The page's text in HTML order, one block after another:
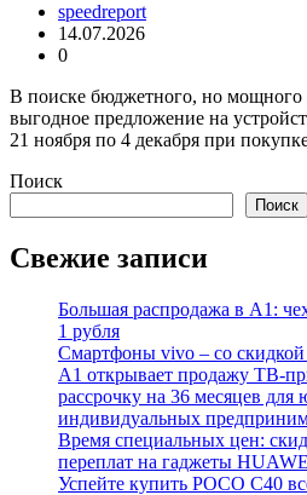
speedreport
14.07.2026
0
В поиске бюджетного, но мощного
выгодное предложение на
21 ноября по 4 декабря при
Поиск
Поиск
Свежие записи
Большая распродажа в А1:
1 рубля
Смартфоны vivo – со
А1 открывает продажу ТВ-
рассрочку на 36 месяцев
индивидуальных
Время специальных цен:
переплат на гаджеты
Успейте купить POCO C40